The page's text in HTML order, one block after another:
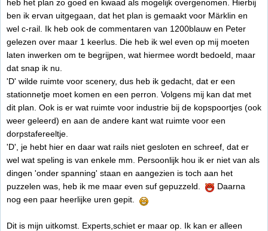
heb het plan zo goed en kwaad als mogelijk overgenomen. Hierbij
ben ik ervan uitgegaan, dat het plan is gemaakt voor Märklin en
wel c-rail. Ik heb ook de commentaren van 1200blauw en Peter
gelezen over maar 1 keerlus. Die heb ik wel even op mij moeten
laten inwerken om te begrijpen, wat hiermee wordt bedoeld, maar
dat snap ik nu.
'D' wilde ruimte voor scenery, dus heb ik gedacht, dat er een
stationnetje moet komen en een perron. Volgens mij kan dat met
dit plan. Ook is er wat ruimte voor industrie bij de kopspoortjes (ook
weer geleerd) en aan de andere kant wat ruimte voor een
dorpstafereeltje.
'D', je hebt hier en daar wat rails niet gesloten en schreef, dat er
wel wat speling is van enkele mm. Persoonlijk hou ik er niet van als
dingen 'onder spanning' staan en aangezien is toch aan het
puzzelen was, heb ik me maar even suf gepuzzeld.
Daarna
nog een paar heerlijke uren gepit.
Dit is mijn uitkomst. Experts,schiet er maar op. Ik kan er alleen